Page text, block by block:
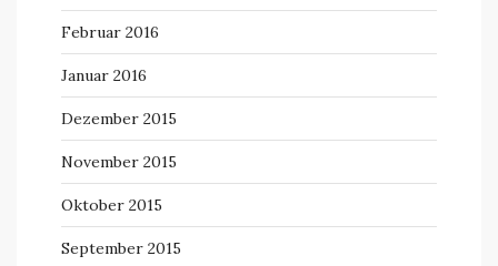
Februar 2016
Januar 2016
Dezember 2015
November 2015
Oktober 2015
September 2015